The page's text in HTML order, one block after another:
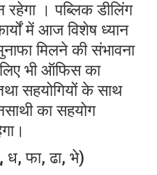
। पब्लिक डीलिंग
में आज विशेष ध्यान
मिलने की संभावना
भी ऑफिस का
सहयोगियों के साथ
का सहयोग
ध, फा, ढा, भे)